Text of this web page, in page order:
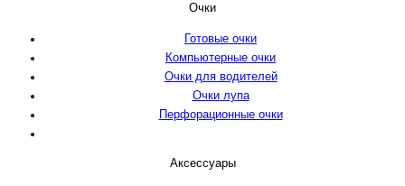
Очки
Готовые очки
Компьютерные очки
Очки для водителей
Очки лупа
Перфорационные очки
Аксессуары